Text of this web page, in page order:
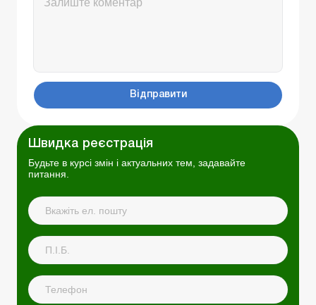
Відправити
Швидка реєстрація
Будьте в курсі змін і актуальних тем, задавайте
питання.